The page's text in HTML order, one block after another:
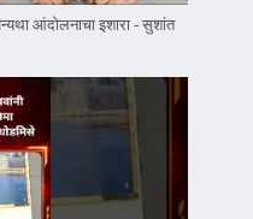
आंदोलनाचा इशारा - सुशांत